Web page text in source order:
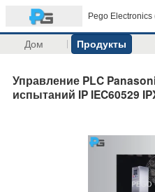
Pego
Дом Продукты
Управление PLC
испытаний IP IEC60529